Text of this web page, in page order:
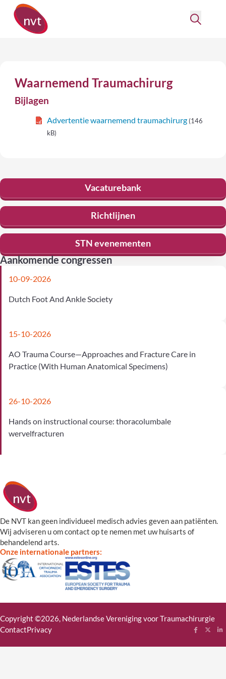
Waarnemend Traumachirurg
Bijlagen
Advertentie waarnemend traumachirurg (146
kB)
Vacaturebank
Richtlijnen
STN evenementen
Aankomende congressen
10-09-2026
Dutch Foot And Ankle Society
15-10-2026
AO Trauma Course—Approaches and Fracture Care in
Practice (With Human Anatomical Specimens)
26-10-2026
Hands on instructional course: thoracolumbale
wervelfracturen
De NVT kan geen individueel medisch advies geven aan patiënten.
Wij adviseren u om contact op te nemen met uw huisarts of
behandelend arts.
Onze internationale partners:
Copyright ©2026, Nederlandse Vereniging voor Traumachirurgie
ContactPrivacy
Follow